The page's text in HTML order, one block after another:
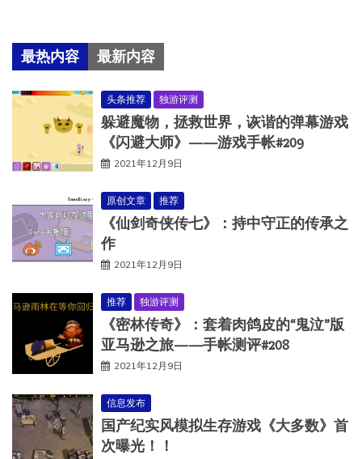
最热内容 最新内容
头条推荐 独游评测
躲避魔物，拯救世界，诙谐的弹幕游戏
《闪避大师》——游戏手帐#209
2021年12月9日
原创文章 推荐
《仙剑奇侠传七》：持中守正的传承之
作
2021年12月9日
推荐 独游评测
《密林传奇》：套着肉鸽皮的“鬼泣”版
亚马逊之旅——手帐测评#208
2021年12月9日
信息发布
国产纪实风模拟生存游戏《大多数》首
次曝光！！